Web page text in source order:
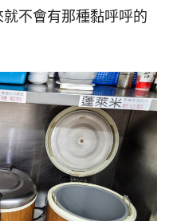
不會有那種黏呼呼的